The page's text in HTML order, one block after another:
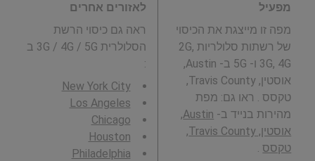
מפעיל
מפה זו מייצגת את הכיסוי
של רשתות סלולריות 2G,
3G, 4G ו- 5G ב- Austin,
אוסטין, Travis County,
טקסס . ראו גם: מפת
מהירות בנייד ב-
Austin,
אוסטין, Travis County,
טקסס.
לאזורים אחרים
ראה גם כיסוי הרשת
הסלולרית 3G / 4G / 5G ב
:
New York City
Los Angeles
Chicago
Houston
Philadelphia